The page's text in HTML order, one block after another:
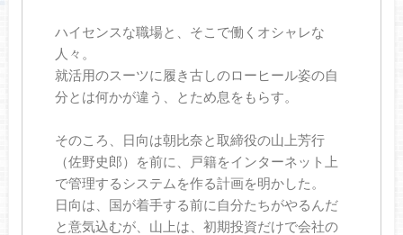
ハイセンスな職場と、そこで働くオシャレな
人々。
就活用のスーツに履き古しのローヒール姿の自
分とは何かが違う、とため息をもらす。
そのころ、日向は朝比奈と取締役の山上芳行
（佐野史郎）を前に、戸籍をインターネット上
で管理するシステムを作る計画を明かした。
日向は、国が着手する前に自分たちがやるんだ
と意気込むが、山上は、初期投資だけで会社の